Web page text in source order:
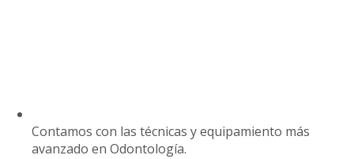
Contamos con las técnicas y equipamiento más
avanzado en Odontología.